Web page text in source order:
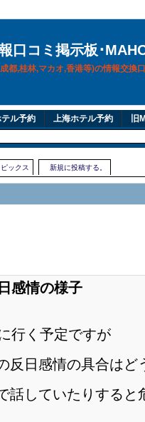
口コミ掲示板･
都,桂林,マカオ,香港等)の情報交換
ル予約 上海ホテル予約 旧
ックス 新規に投稿する。
感情の様子
行く予定ですが
反日感情の具合はど
話していたりすると